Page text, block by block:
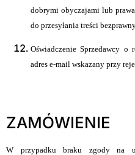
dobrymi obyczajami lub
do przesyłania treści
Oświadczenie Sprzedawcy o
adres e-mail wskazany przy
ZAMÓWIENIE
W przypadku braku zgody na